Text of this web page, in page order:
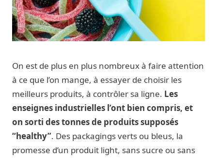
On est de plus en plus nombreux à faire attention
à ce que l’on mange, à essayer de choisir les
meilleurs produits, à contrôler sa ligne. Les
enseignes industrielles l’ont bien compris, et
on sorti des tonnes de produits supposés
“healthy”. Des packagings verts ou bleus, la
promesse d’un produit light, sans sucre ou sans